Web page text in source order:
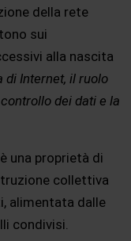
della rete
sui
alla nascita
di Internet, il ruolo
dei dati e la
una proprietà di
collettiva
alimentata dalle
condivisi.